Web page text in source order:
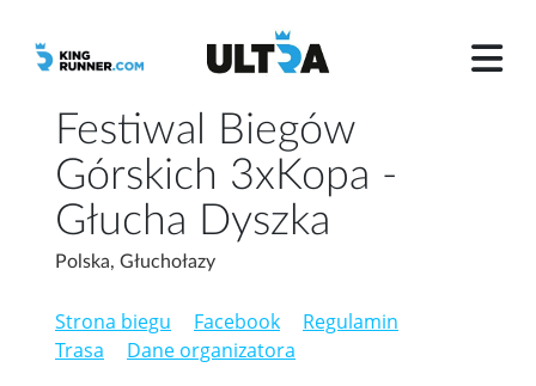
Festiwal Biegów
Górskich 3xKopa -
Głucha Dyszka
Polska, Głuchołazy
Strona biegu Facebook
Regulamin
Trasa
Dane organizatora